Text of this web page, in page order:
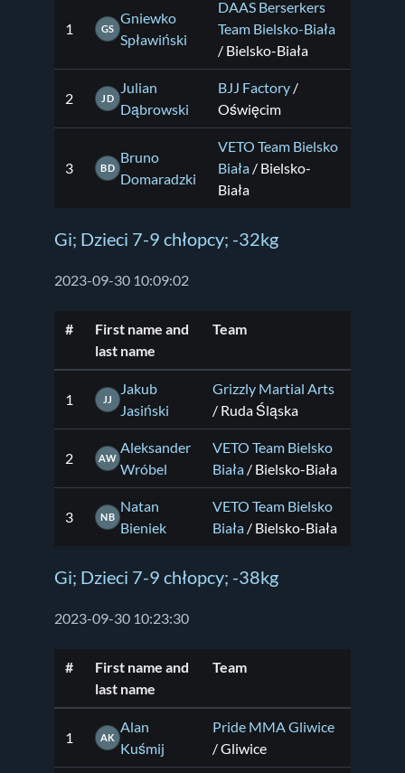
1 GS
Gniewko
Spławiński
DAAS Berserkers
Team Bielsko-Biała
/ Bielsko-Biała
2 JD
Julian
Dąbrowski
BJJ Factory /
Oświęcim
3 BD
Bruno
Domaradzki
VETO Team Bielsko
Biała / Bielsko-
Biała
Gi; Dzieci 7-9 chłopcy; -32kg
2023-09-30 10:09:02
#
First name and
last name
Team
1 JJ
Jakub
Jasiński
Grizzly Martial Arts
/ Ruda Śląska
2 AW
Aleksander
Wróbel
VETO Team Bielsko
Biała / Bielsko-Biała
3 NB
Natan
Bieniek
VETO Team Bielsko
Biała / Bielsko-Biała
Gi; Dzieci 7-9 chłopcy; -38kg
2023-09-30 10:23:30
#
First name and
last name
Team
1 AK
Alan
Kuśmij
Pride MMA Gliwice
/ Gliwice